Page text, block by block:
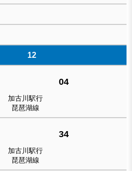
12
04
加古川駅行
琵琶湖線
34
加古川駅行
琵琶湖線